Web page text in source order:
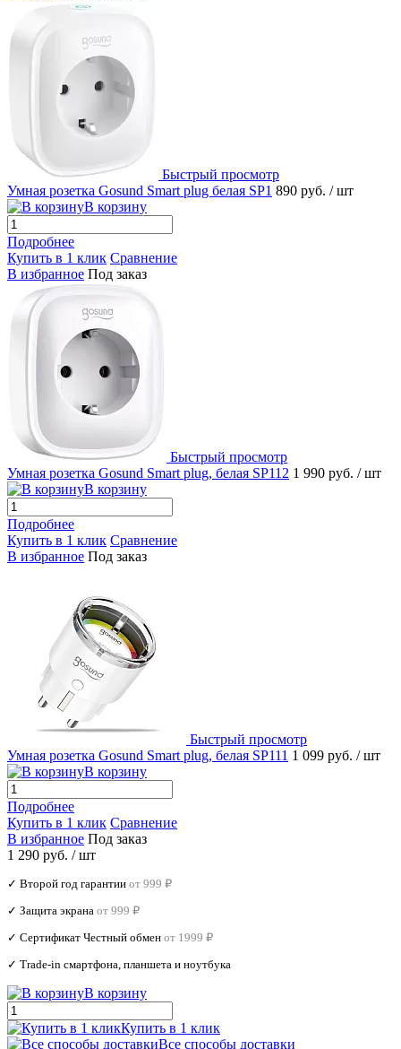
Быстрый просмотр
Умная розетка Gosund Smart plug белая SP1 890 руб. / шт
В корзину
Подробнее
Купить в 1 клик Сравнение
В избранное Под заказ
Быстрый просмотр
Умная розетка Gosund Smart plug, белая SP112 1 990 руб. / шт
В корзину
Подробнее
Купить в 1 клик Сравнение
В избранное Под заказ
Быстрый просмотр
Умная розетка Gosund Smart plug, белая SP111 1 099 руб. / шт
В корзину
Подробнее
Купить в 1 клик Сравнение
В избранное Под заказ
1 290 руб. / шт
✓ Второй год гарантии от 999 ₽
✓ Защита экрана от 999 ₽
✓ Сертификат Честный обмен от 1999 ₽
✓ Trade‑in смартфона, планшета и ноутбука
В корзину
Купить в 1 клик
Все способы доставки